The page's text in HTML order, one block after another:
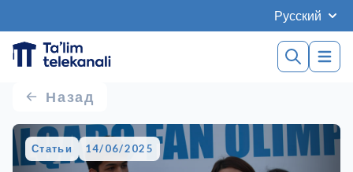
Русский
Назад
Статьи 14/06/2025